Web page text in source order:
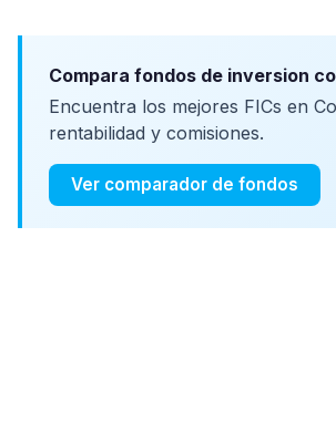
Compara fondos de inversion
Encuentra los mejores FICs en
rentabilidad y comisiones.
Ver comparador de fondos